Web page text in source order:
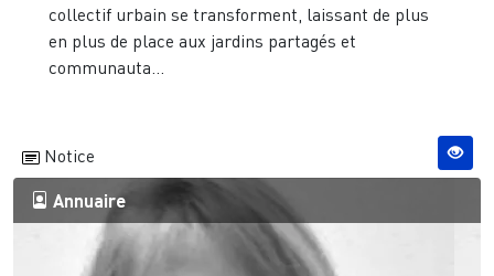
collectif urbain se transforment, laissant de plus
en plus de place aux jardins partagés et
communauta...
Notice
Annuaire